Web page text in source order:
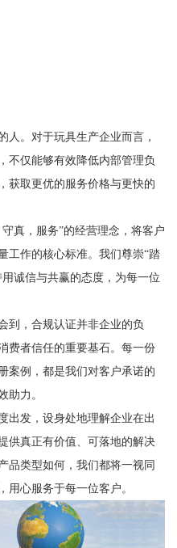
人。对于玩具生产企业而言，
不仅能够有效降低内部管理负
获取更优的服务价格与更快的
真，服务”的经营理念，将客户
工作的核心标准。我们尊崇“踏
诚信与共赢的态度，为每一位
到，合规认证并非企业的负
费者信任的重要基石。每一份
案例，都是我们对客户承诺的
助力。
出发，设身处地理解企业在出
供真正有价值、可落地的解决
品类型如何，我们都将一视同
用心服务于每一位客户。